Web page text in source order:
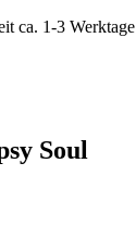
ca. 1-3 Werktage
Soul